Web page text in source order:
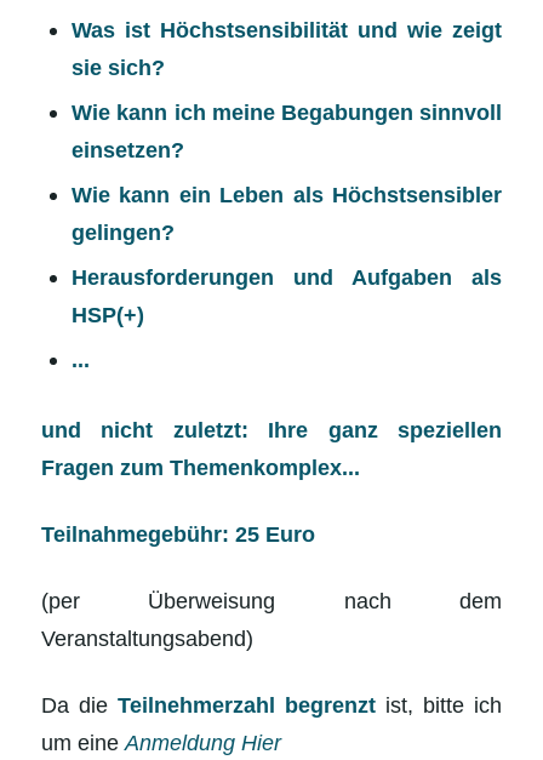
Was ist Höchstsensibilität und wie zeigt
sie sich?
Wie kann ich meine Begabungen sinnvoll
einsetzen?
Wie kann ein Leben als Höchstsensibler
gelingen?
Herausforderungen und Aufgaben als
HSP(+)
...
und nicht zuletzt: Ihre ganz speziellen
Fragen zum Themenkomplex...
Teilnahmegebühr: 25 Euro
(per Überweisung nach dem
Veranstaltungsabend)
Da die Teilnehmerzahl begrenzt ist, bitte ich
um eineAnmeldung Hier